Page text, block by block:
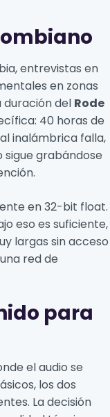
entrevistas en
en zonas
duración del Rode
40 horas de
inalámbrica falla,
grabándose
en 32-bit float.
eso es suficiente,
largas sin acceso
red de
para
el audio se
los dos
La decisión